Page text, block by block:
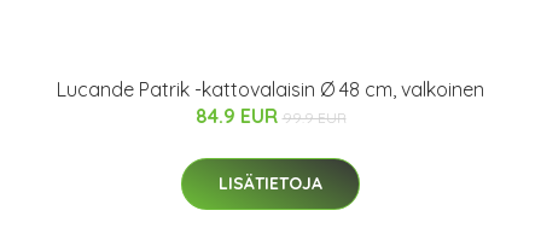
Lucande Patrik -kattovalaisin Ø 48 cm, valkoinen
84.9 EUR 99.9 EUR
LISÄTIETOJA